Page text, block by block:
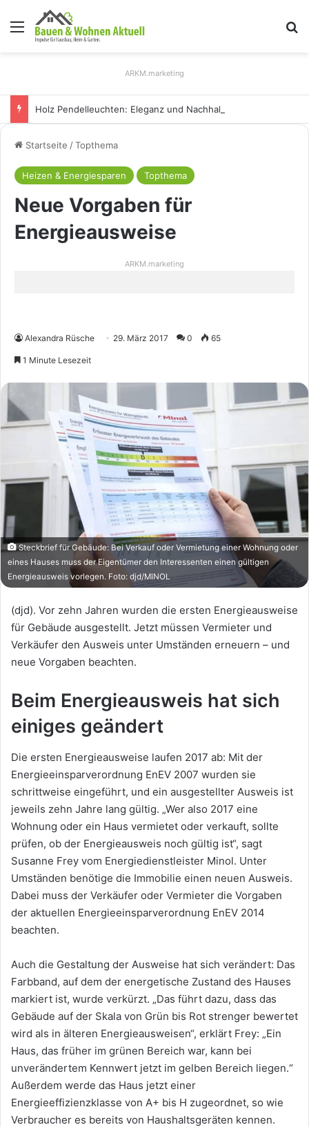
Menü
ARKM.marketing
Startseite /Topthema
Heizen & Energiesparen Topthema
Neue Vorgaben für
Energieausweise
ARKM.marketing
Alexandra Rüsche 29. März 2017 0 65
1 Minute Lesezeit
Steckbrief für Gebäude: Bei Verkauf oder Vermietung einer Wohnung oder
eines Hauses muss der Eigentümer den Interessenten einen gültigen
Energieausweis vorlegen. Foto: djd/MINOL
(djd). Vor zehn Jahren wurden die ersten Energieausweise
für Gebäude ausgestellt. Jetzt müssen Vermieter und
Verkäufer den Ausweis unter Umständen erneuern – und
neue Vorgaben beachten.
Beim Energieausweis hat sich
einiges geändert
Die ersten Energieausweise laufen 2017 ab: Mit der
Energieeinsparverordnung EnEV 2007 wurden sie
schrittweise eingeführt, und ein ausgestellter Ausweis ist
jeweils zehn Jahre lang gültig. „Wer also 2017 eine
Wohnung oder ein Haus vermietet oder verkauft, sollte
prüfen, ob der Energieausweis noch gültig ist“, sagt
Susanne Frey vom Energiedienstleister Minol. Unter
Umständen benötige die Immobilie einen neuen Ausweis.
Dabei muss der Verkäufer oder Vermieter die Vorgaben
der aktuellen Energieeinsparverordnung EnEV 2014
beachten.
Auch die Gestaltung der Ausweise hat sich verändert: Das
Farbband, auf dem der energetische Zustand des Hauses
markiert ist, wurde verkürzt. „Das führt dazu, dass das
Gebäude auf der Skala von Grün bis Rot strenger bewertet
wird als in älteren Energieausweisen“, erklärt Frey: „Ein
Haus, das früher im grünen Bereich war, kann bei
unverändertem Kennwert jetzt im gelben Bereich liegen.“
Außerdem werde das Haus jetzt einer
Energieeffizienzklasse von A+ bis H zugeordnet, so wie
Verbraucher es bereits von Haushaltsgeräten kennen.